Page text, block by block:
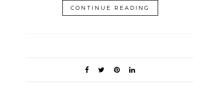
CONTINUE READING